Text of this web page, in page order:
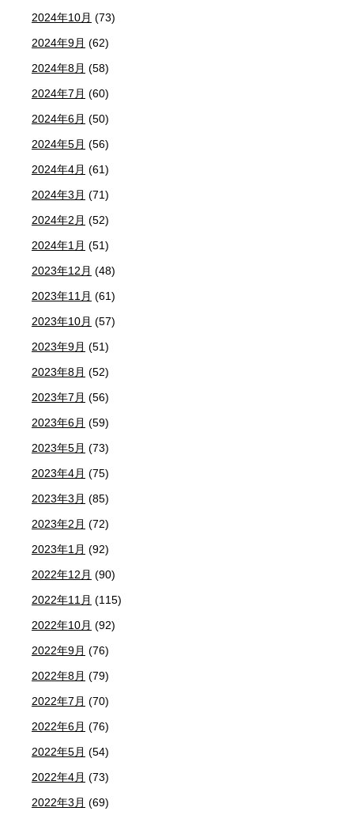
2024年10月 (73)
2024年9月 (62)
2024年8月 (58)
2024年7月 (60)
2024年6月 (50)
2024年5月 (56)
2024年4月 (61)
2024年3月 (71)
2024年2月 (52)
2024年1月 (51)
2023年12月 (48)
2023年11月 (61)
2023年10月 (57)
2023年9月 (51)
2023年8月 (52)
2023年7月 (56)
2023年6月 (59)
2023年5月 (73)
2023年4月 (75)
2023年3月 (85)
2023年2月 (72)
2023年1月 (92)
2022年12月 (90)
2022年11月 (115)
2022年10月 (92)
2022年9月 (76)
2022年8月 (79)
2022年7月 (70)
2022年6月 (76)
2022年5月 (54)
2022年4月 (73)
2022年3月 (69)